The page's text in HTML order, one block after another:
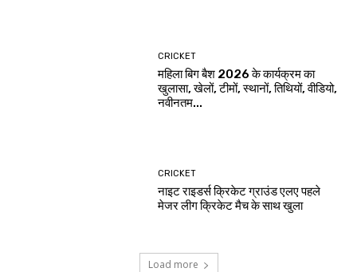
CRICKET
महिला बिग बैश 2026 के कार्यक्रम का
खुलासा, खेलों, टीमों, स्थानों, तिथियों, वीडियो,
नवीनतम...
CRICKET
नाइट राइडर्स क्रिकेट ग्राउंड एलए पहले
मेजर लीग क्रिकेट मैच के साथ खुला
Load more